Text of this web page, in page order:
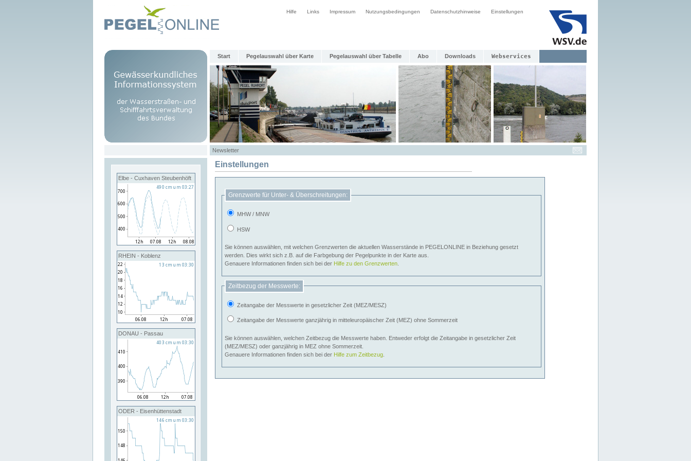
Hilfe Links Impressum Nutzungsbedingungen Datenschutzhinweise Einstellungen
Start Pegelauswahl über Karte Pegelauswahl über Tabelle Abo Downloads Webservices
Newsletter
Elbe - Cuxhaven Steubenhöft
RHEIN - Koblenz
DONAU - Passau
ODER - Eisenhüttenstadt
Einstellungen
Grenzwerte für Unter- & Überschreitungen:
MHW / MNW
HSW
Sie können auswählen, mit welchen Grenzwerten die aktuellen Wasserstände in PEGELONLINE in Beziehung gesetzt
werden. Dies wirkt sich z.B. auf die Farbgebung der Pegelpunkte in der Karte aus.
Genauere Informationen finden sich bei der Hilfe zu den Grenzwerten
Zeitbezug der Messwerte:
Zeitangabe der Messwerte in gesetzlicher Zeit (MEZ/MESZ)
Zeitangabe der Messwerte ganzjährig in mitteleuropäischer Zeit (MEZ) ohne Sommerzeit
Sie können auswählen, welchen Zeitbezug die Messwerte haben. Entweder erfolgt die Zeitangabe in gesetzlicher Zeit
(MEZ/MESZ) oder ganzjährig in MEZ ohne Sommerzeit.
Genauere Informationen finden sich bei der Hilfe zum Zeitbezug